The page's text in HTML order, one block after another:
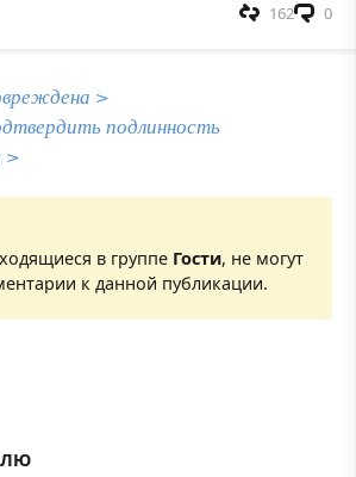
0
162
>
подлинность
>
в группе Гости, не могут
к данной публикации.